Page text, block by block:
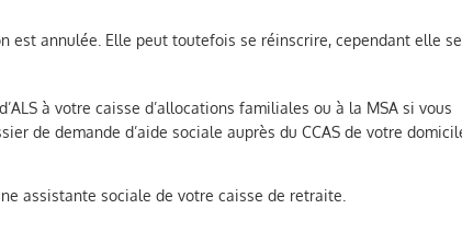
est annulée. Elle peut toutefois se réinscrire, cependant elle
à votre caisse d’allocations familiales ou à la MSA si vous
de demande d’aide sociale auprès du CCAS de votre
assistante sociale de votre caisse de retraite.